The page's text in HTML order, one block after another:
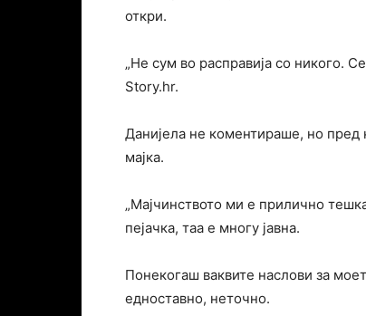
откри.
„Не сум во расправија со никого.
Story.hr.
Данијела не коментираше, но пред
мајка.
„Мајчинството ми е прилично
пејачка, таа е многу јавна.
Понекогаш ваквите наслови за
едноставно, неточно.